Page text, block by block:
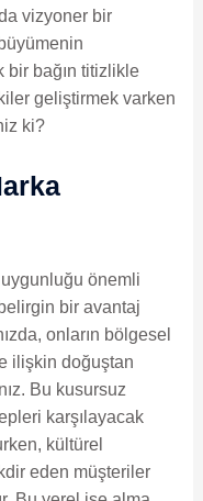
vizyoner bir
bir bağın titizlikle
geliştirmek varken
ki?
önemli
bir avantaj
onların bölgesel
ilişkin doğuştan
Bu kusursuz
karşılayacak
kültürel
eden müşteriler